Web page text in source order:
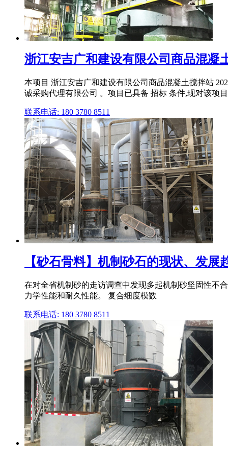
浙江安吉广和建设有限公司商品混凝
本项目 浙江安吉广和建设有限公司商品混凝土搅拌站
诚采购代理有限公司 。项目已具备 招标 条件,现对该项
联系电话: 180 3780 8511
【砂石骨料】机制砂石的现状、发展
在对全省机制砂的走访调查中发现多起机制砂坚固性不
力学性能和耐久性能。 复合细度模数
联系电话: 180 3780 8511